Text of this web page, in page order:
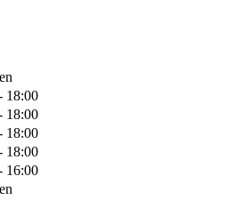
18:00
18:00
18:00
18:00
16:00